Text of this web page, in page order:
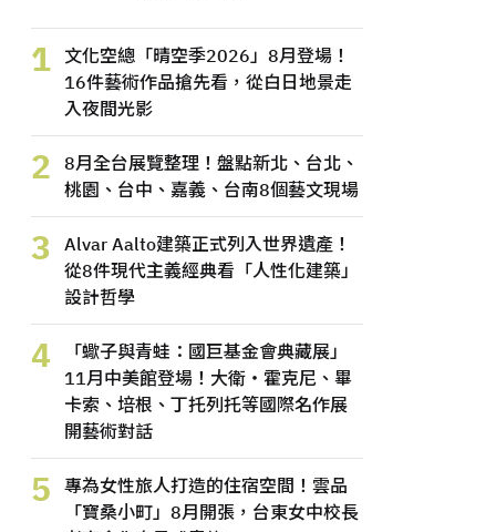
1
文化空總「晴空季2026」8月登場！
16件藝術作品搶先看，從白日地景走
入夜間光影
2
8月全台展覽整理！盤點新北、台北、
桃園、台中、嘉義、台南8個藝文現場
3
Alvar Aalto建築正式列入世界遺產！
從8件現代主義經典看「人性化建築」
設計哲學
4
「蠍子與青蛙：國巨基金會典藏展」
11月中美館登場！大衛・霍克尼、畢
卡索、培根、丁托列托等國際名作展
開藝術對話
5
專為女性旅人打造的住宿空間！雲品
「寶桑小町」8月開張，台東女中校長